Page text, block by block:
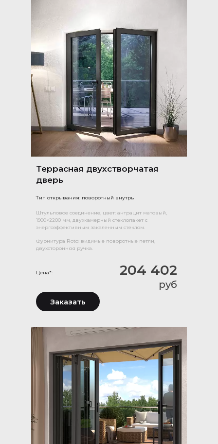
Террасная двухстворчатая
дверь
Тип открывания: поворотный внутрь
204 402
руб
Цена*:
Штульповое соединение, цвет: антрацит матовый,
1900×2200 мм, двухкамерный стеклопакет с
энергоэффективным закаленным стеклом.
Фурнитура Roto: видимые поворотные петли,
двухсторонняя ручка.
Заказать